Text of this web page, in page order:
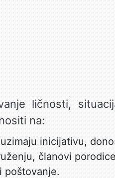
ličnosti,
na:
inicijativu,
članovi
poštovanje.